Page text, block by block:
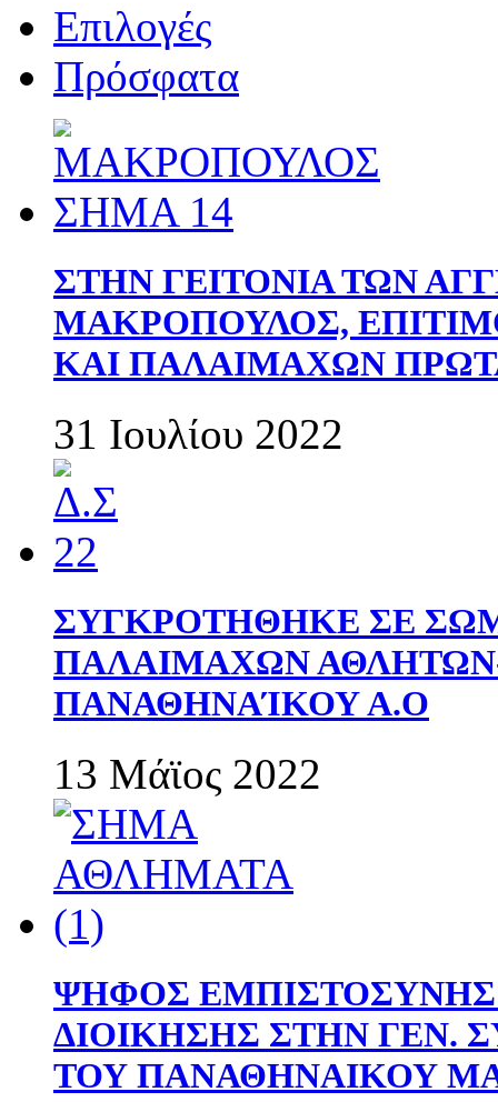
Επιλογές
Πρόσφατα
ΣΤΗΝ ΓΕΙΤΟΝΙΑ ΤΩΝ
ΜΑΚΡΟΠΟΥΛΟΣ,
ΚΑΙ ΠΑΛΑΙΜΑΧΩΝ
31 Ιουλίου 2022
ΣΥΓΚΡΟΤΗΘΗΚΕ ΣΕ
ΠΑΛΑΙΜΑΧΩΝ
ΠΑΝΑΘΗΝΑΊΚΟΥ Α.Ο
13 Μάϊος 2022
ΨΗΦΟΣ
ΔΙΟΙΚΗΣΗΣ ΣΤΗΝ ΓΕΝ.
ΤΟΥ ΠΑΝΑΘΗΝΑΙΚΟΥ